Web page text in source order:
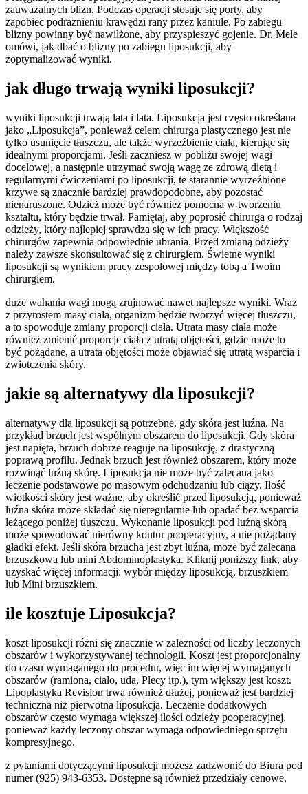
zauważalnych blizn. Podczas operacji stosuje się porty, aby
zapobiec podrażnieniu krawędzi rany przez kaniule. Po zabiegu
blizny powinny być nawilżone, aby przyspieszyć gojenie. Dr. Mele
omówi, jak dbać o blizny po zabiegu liposukcji, aby
zoptymalizować wyniki.
jak długo trwają wyniki liposukcji?
wyniki liposukcji trwają lata i lata. Liposukcja jest często określana
jako „Liposukcja”, ponieważ celem chirurga plastycznego jest nie
tylko usunięcie tłuszczu, ale także wyrzeźbienie ciała, kierując się
idealnymi proporcjami. Jeśli zaczniesz w pobliżu swojej wagi
docelowej, a następnie utrzymać swoją wagę ze zdrową dietą i
regularnymi ćwiczeniami po liposukcji, te starannie wyrzeźbione
krzywe są znacznie bardziej prawdopodobne, aby pozostać
nienaruszone. Odzież może być również pomocna w tworzeniu
kształtu, który będzie trwał. Pamiętaj, aby poprosić chirurga o rodzaj
odzieży, który najlepiej sprawdza się w ich pracy. Większość
chirurgów zapewnia odpowiednie ubrania. Przed zmianą odzieży
należy zawsze skonsultować się z chirurgiem. Świetne wyniki
liposukcji są wynikiem pracy zespołowej między tobą a Twoim
chirurgiem.
duże wahania wagi mogą zrujnować nawet najlepsze wyniki. Wraz
z przyrostem masy ciała, organizm będzie tworzyć więcej tłuszczu,
a to spowoduje zmiany proporcji ciała. Utrata masy ciała może
również zmienić proporcje ciała z utratą objętości, gdzie może to
być pożądane, a utrata objętości może objawiać się utratą wsparcia i
zwiotczenia skóry.
jakie są alternatywy dla liposukcji?
alternatywy dla liposukcji są potrzebne, gdy skóra jest luźna. Na
przykład brzuch jest wspólnym obszarem do liposukcji. Gdy skóra
jest napięta, brzuch dobrze reaguje na liposukcję, z drastyczną
poprawą profilu. Jednak brzuch jest również obszarem, który może
rozwinąć luźną skórę. Liposukcja nie może być zalecana jako
leczenie podstawowe po masowym odchudzaniu lub ciąży. Ilość
wiotkości skóry jest ważne, aby określić przed liposukcją, ponieważ
luźna skóra może składać się nieregularnie lub opadać bez wsparcia
leżącego poniżej tłuszczu. Wykonanie liposukcji pod luźną skórą
może spowodować nierówny kontur pooperacyjny, a nie pożądany
gładki efekt. Jeśli skóra brzucha jest zbyt luźna, może być zalecana
brzuszkowa lub mini Abdominoplastyka. Kliknij poniższy link, aby
uzyskać więcej informacji: wybór między liposukcją, brzuszkiem
lub Mini brzuszkiem.
ile kosztuje Liposukcja?
koszt liposukcji różni się znacznie w zależności od liczby leczonych
obszarów i wykorzystywanej technologii. Koszt jest proporcjonalny
do czasu wymaganego do procedur, więc im więcej wymaganych
obszarów (ramiona, ciało, uda, Plecy itp.), tym większy jest koszt.
Lipoplastyka Revision trwa również dłużej, ponieważ jest bardziej
techniczna niż pierwotna liposukcja. Leczenie dodatkowych
obszarów często wymaga większej ilości odzieży pooperacyjnej,
ponieważ każdy leczony obszar wymaga odpowiedniego sprzętu
kompresyjnego.
z pytaniami dotyczącymi liposukcji możesz zadzwonić do Biura pod
numer (925) 943-6353. Dostępne są również przedziały cenowe.